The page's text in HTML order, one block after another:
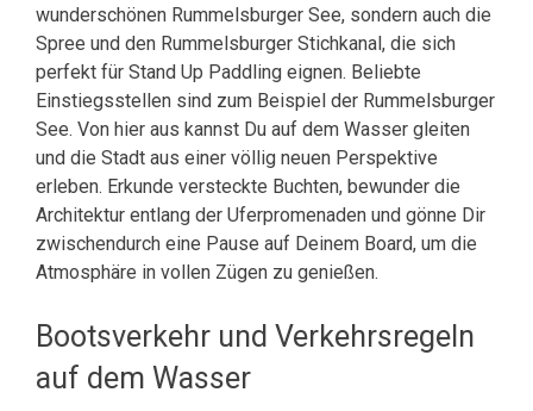
wunderschönen Rummelsburger See, sondern auch die
Spree und den Rummelsburger Stichkanal, die sich
perfekt für Stand Up Paddling eignen. Beliebte
Einstiegsstellen sind zum Beispiel der Rummelsburger
See. Von hier aus kannst Du auf dem Wasser gleiten
und die Stadt aus einer völlig neuen Perspektive
erleben. Erkunde versteckte Buchten, bewunder die
Architektur entlang der Uferpromenaden und gönne Dir
zwischendurch eine Pause auf Deinem Board, um die
Atmosphäre in vollen Zügen zu genießen.
Bootsverkehr und Verkehrsregeln
auf dem Wasser